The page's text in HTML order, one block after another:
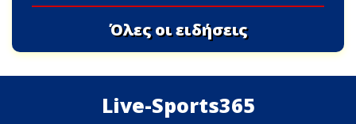
Όλες οι ειδήσεις
Live-Sports365